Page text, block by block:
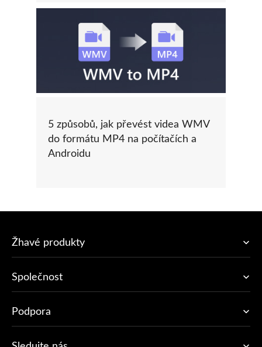
5 způsobů, jak převést videa WMV
do formátu MP4 na počítačích a
Androidu
Žhavé produkty
Společnost
Podpora